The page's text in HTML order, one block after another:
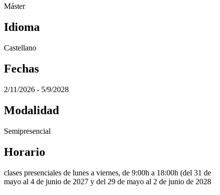
Máster
Idioma
Castellano
Fechas
2/11/2026 - 5/9/2028
Modalidad
Semipresencial
Horario
clases presenciales de lunes a viernes, de 9:00h a 18:00h (del 31 de
mayo al 4 de junio de 2027 y del 29 de mayo al 2 de junio de 2028